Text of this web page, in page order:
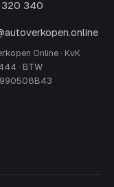
340
Online · KvK
· BTW